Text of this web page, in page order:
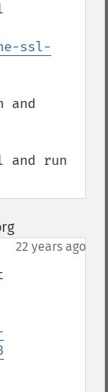
ssl-
and
and run
¶
22 years ago